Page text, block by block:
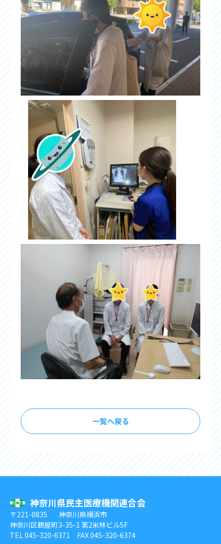
一覧へ戻る
神奈川県民主医療機関連合会
〒221-0835
神奈川県横浜市
神奈川区鶴屋町3-35-1 第2米林ビル5F
TEL 045-320-6371 FAX 045-320-6374